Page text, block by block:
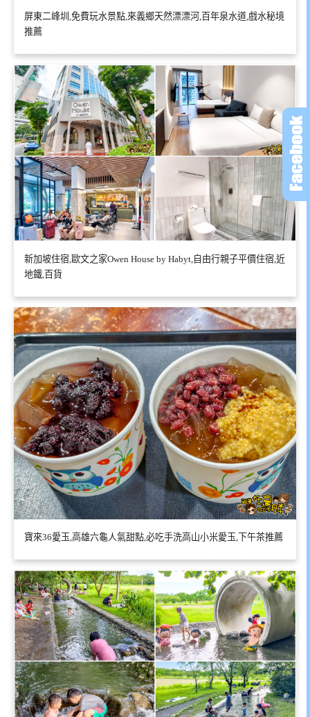
屏東二峰圳,免費玩水景點,來義鄉天然漂漂河,百年泉水道,戲水秘境
推薦
新加坡住宿,歐文之家Owen House by Habyt,自由行親子平價住宿,近
地鐵,百貨
寶來36愛玉,高雄六龜人氣甜點,必吃手洗高山小米愛玉,下午茶推薦